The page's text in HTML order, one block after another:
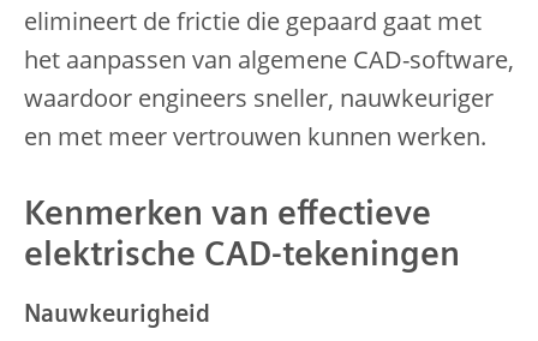
elimineert de frictie die gepaard gaat met
het aanpassen van algemene CAD-software,
waardoor engineers sneller, nauwkeuriger
en met meer vertrouwen kunnen werken.
Kenmerken van effectieve
elektrische CAD-tekeningen
Nauwkeurigheid